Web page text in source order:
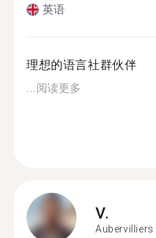
英语
理想的语言社群伙伴
...阅读更多
V.
Aubervilliers